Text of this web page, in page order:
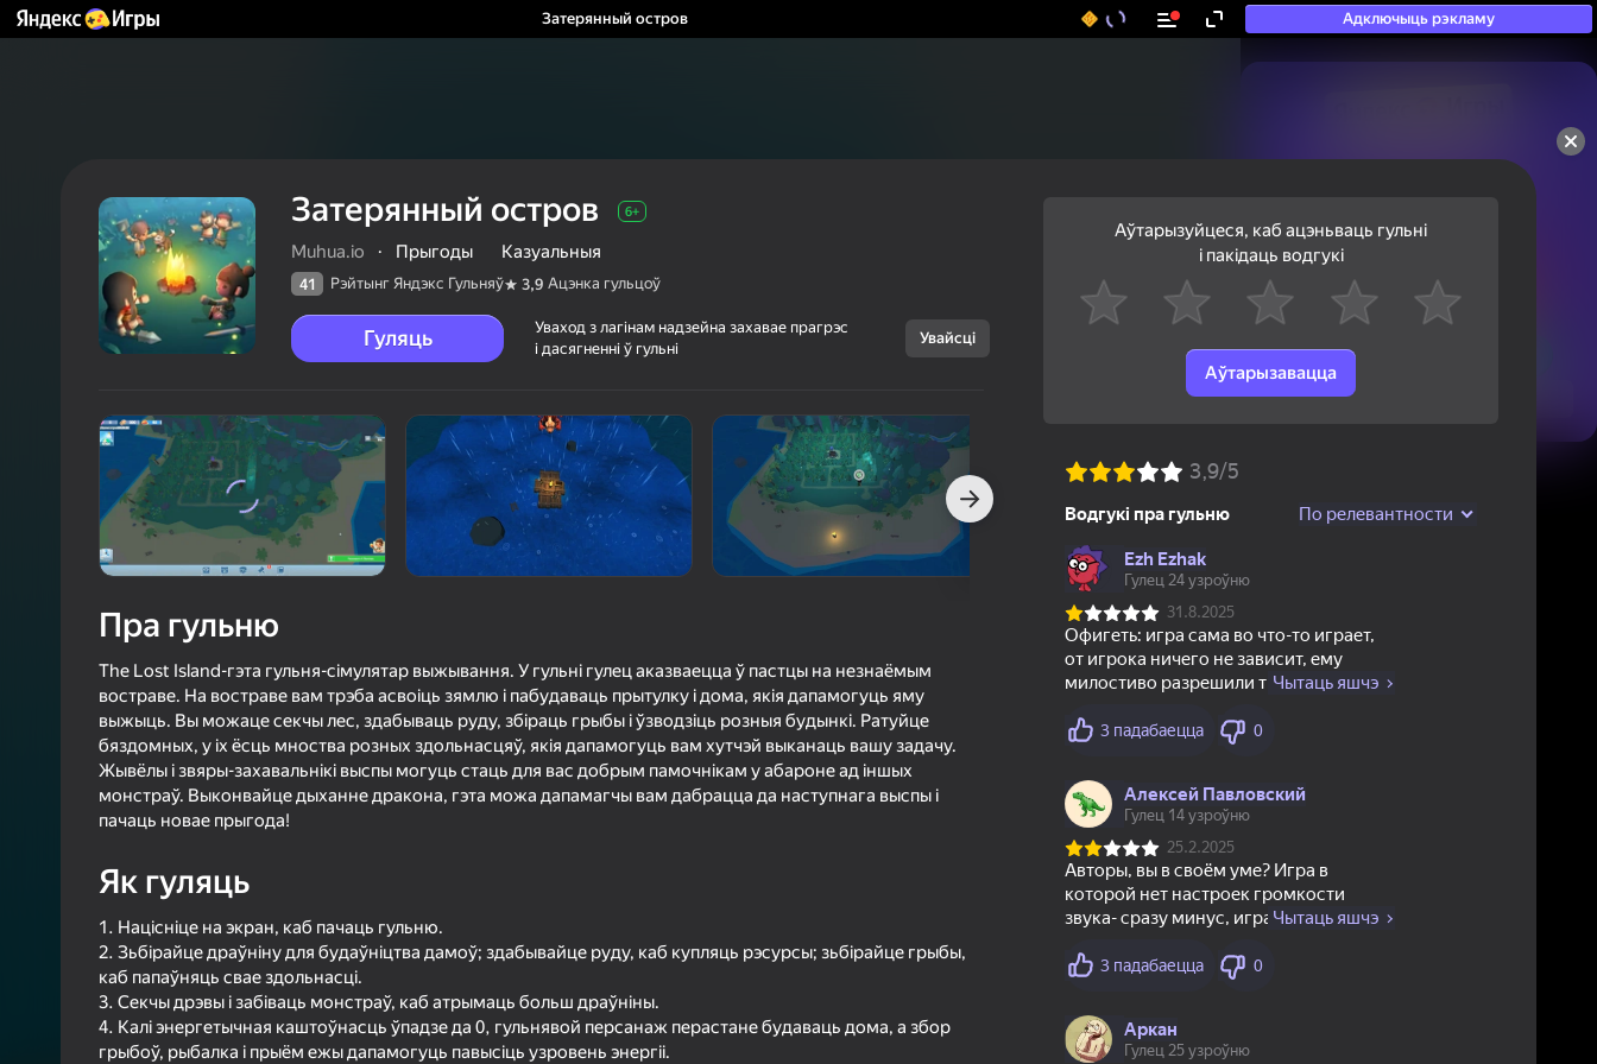
Затерянный остров Адключыць рэкламу
50+ тап-гульняў, у якія
гуляюць нават тыя, хто
остров
Muhua.io
Прыгоды
Казуальныя
41 Рэйтынг Яндэкс Гульняў
Ацэнка гульцоў
Гуляць
Затерянный остров 6+
Muhua.io · Прыгоды Казуальныя
41 Рэйтынг Яндэкс Гульняў 3,9 Ацэнка гульцоў
Гуляць
Уваход з лагінам надзейна захавае прагрэс
і дасягненні ў гульні
Увайсці
Пра гульню
The Lost Island-гэта гульня-сімулятар выжывання. У гульні гулец аказваецца ў пастцы на незнаёмым
востраве. На востраве вам трэба асвоіць зямлю і пабудаваць прытулку і дома, якія дапамогуць яму
выжыць. Вы можаце секчы лес, здабываць руду, збіраць грыбы і ўзводзіць розныя будынкі. Ратуйце
бяздомных, у іх ёсць мноства розных здольнасцяў, якія дапамогуць вам хутчэй выканаць вашу задачу.
Жывёлы і звяры-захавальнікі выспы могуць стаць для вас добрым памочнікам у абароне ад іншых
монстраў. Выконвайце дыханне дракона, гэта можа дапамагчы вам дабрацца да наступнага выспы і
пачаць новае прыгода!
Як гуляць
1. Націсніце на экран, каб пачаць гульню.
2. Зьбірайце драўніну для будаўніцтва дамоў; здабывайце руду, каб купляць рэсурсы; зьбірайце грыбы,
каб папаўняць свае здольнасці.
3. Секчы дрэвы і забіваць монстраў, каб атрымаць больш драўніны.
4. Калі энергетычная каштоўнасць ўпадзе да 0, гульнявой персанаж перастане будаваць дома, а збор
грыбоў, рыбалка і прыём ежы дапамогуць павысіць узровень энергіі.
Аўтарызуйцеся, каб ацэньваць гульні
і пакідаць водгукі
Аўтарызавацца